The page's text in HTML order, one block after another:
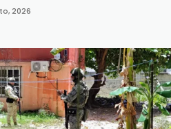
2026